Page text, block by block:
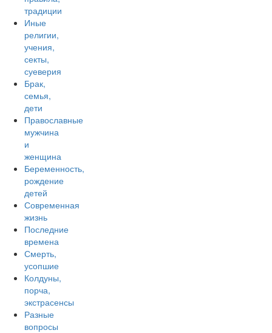
традиции
Иные
религии,
учения,
секты,
суеверия
Брак,
семья,
дети
Православные
мужчина
и
женщина
Беременность,
рождение
детей
Современная
жизнь
Последние
времена
Смерть,
усопшие
Колдуны,
порча,
экстрасенсы
Разные
вопросы